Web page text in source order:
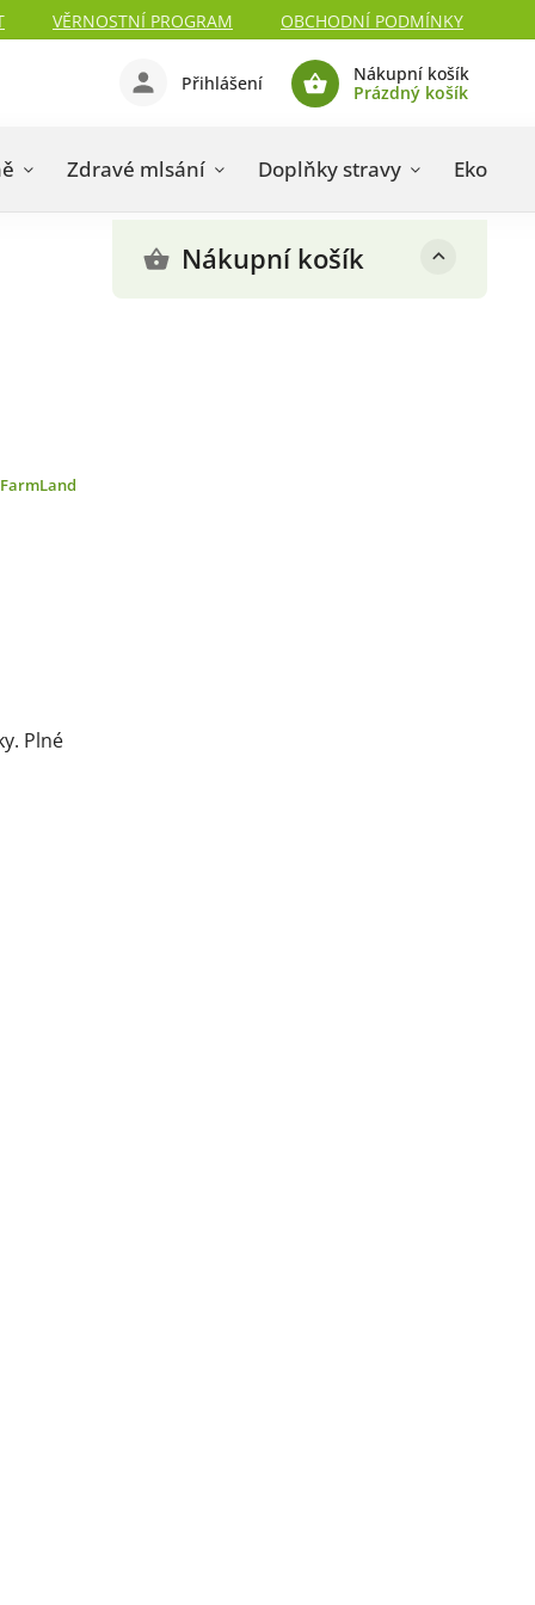
VĚRNOSTNÍ PROGRAM OBCHODNÍ PODMÍNKY
Nákupní košík
Prázdný košík
Přihlášení
Zdravé mlsání Doplňky stravy Eko
Nákupní košík
FarmLand
Plné